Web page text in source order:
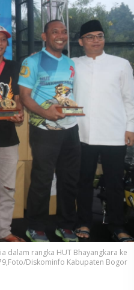
dalam rangka HUT Bhayangkara ke
Diskominfo Kabupaten Bogor